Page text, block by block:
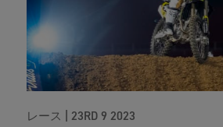
レース | 23RD 9 2023